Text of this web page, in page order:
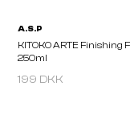
199 DKK